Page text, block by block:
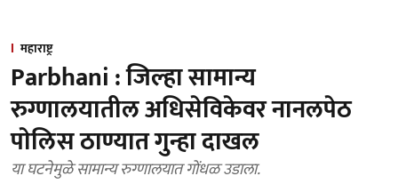
महाराष्ट्र
Parbhani : जिल्हा सामान्य
रुग्णालयातील अधिसेविकेवर नानलपेठ
पाेलिस ठाण्यात गुन्हा दाखल
या घटनेमुळे सामान्य रुग्णालयात गाेंधळ उडाला.